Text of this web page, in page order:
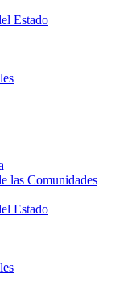
Estado
las Comunidades
Estado